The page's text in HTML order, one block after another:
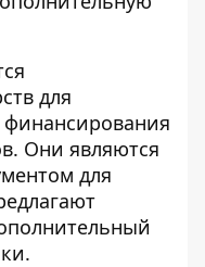
для
финансирования
Они являются
для